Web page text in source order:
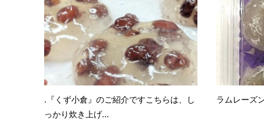
.『くず小倉』のご紹介ですこちらは、し
っかり炊き上げ...
ラムレーズ